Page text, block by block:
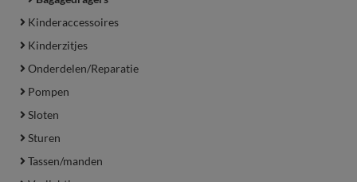
Kinderaccessoires
Kinderzitjes
Onderdelen/Reparatie
Pompen
Sloten
Sturen
Tassen/manden